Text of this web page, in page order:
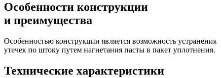
Особенности конструкции
и преимущества
Особенностью конструкции является возможность устранения
утечек по штоку путем нагнетания пасты в пакет уплотнения.
Технические характеристики